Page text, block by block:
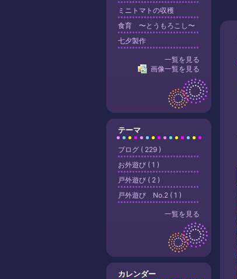
ミニトマトの収穫
食育 〜とうもろこし〜
七夕製作
一覧を見る
画像一覧を見る
テーマ
ブログ ( 229 )
お外遊び ( 1 )
戸外遊び ( 2 )
戸外遊び No.2 ( 1 )
一覧を見る
カレンダー